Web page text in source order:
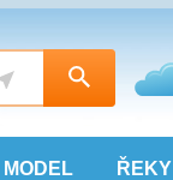
MODEL ŘEKY